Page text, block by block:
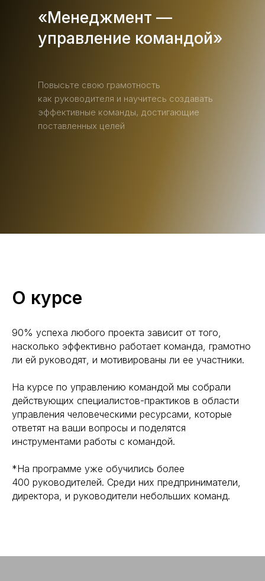
«Менеджмент —
управление командой»
Повысьте свою грамотность
как руководителя и научитесь создавать
эффективные команды, достигающие
поставленных целей
О курсе
90% успеха любого проекта зависит от того,
насколько эффективно работает команда, грамотно
ли ей руководят, и мотивированы ли ее участники.
На курсе по управлению командой мы собрали
действующих специалистов-практиков в области
управления человеческими ресурсами, которые
ответят на ваши вопросы и поделятся
инструментами работы с командой.
*На программе уже обучились более
400 руководителей. Среди них предприниматели,
директора, и руководители небольших команд.